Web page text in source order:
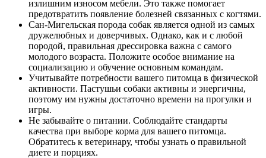
излишним износом мебели. Это также помогает
предотвратить появление болезней связанных с когтями.
Сан-Мигельская порода собак является одной из самых
дружелюбных и доверчивых. Однако, как и с любой
породой, правильная дрессировка важна с самого
молодого возраста. Положите особое внимание на
социализацию и обучение основным командам.
Учитывайте потребности вашего питомца в физической
активности. Пастушьи собаки активны и энергичны,
поэтому им нужны достаточно времени на прогулки и
игры.
Не забывайте о питании. Соблюдайте стандарты
качества при выборе корма для вашего питомца.
Обратитесь к ветеринару, чтобы узнать о правильной
диете и порциях.